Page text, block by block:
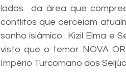
lados  da área que
conflitos que cerceiam
sonho islâmico  Kizil Elma e
visto que o temor NOVA
Império Turcomano dos